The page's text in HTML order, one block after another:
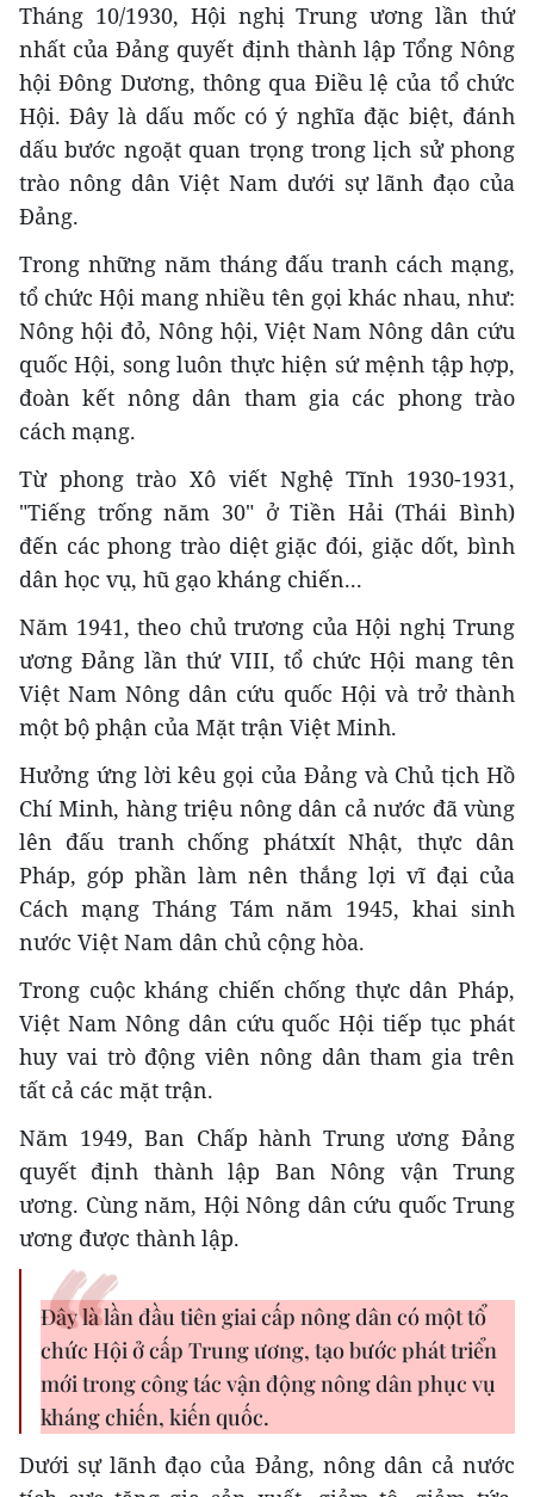
Tháng 10/1930, Hội nghị Trung ương lần thứ
nhất của Đảng quyết định thành lập Tổng Nông
hội Đông Dương, thông qua Điều lệ của tổ chức
Hội. Đây là dấu mốc có ý nghĩa đặc biệt, đánh
dấu bước ngoặt quan trọng trong lịch sử phong
trào nông dân Việt Nam dưới sự lãnh đạo của
Đảng.
Trong những năm tháng đấu tranh cách mạng,
tổ chức Hội mang nhiều tên gọi khác nhau, như:
Nông hội đỏ, Nông hội, Việt Nam Nông dân cứu
quốc Hội, song luôn thực hiện sứ mệnh tập hợp,
đoàn kết nông dân tham gia các phong trào
cách mạng.
Từ phong trào Xô viết Nghệ Tĩnh 1930-1931,
"Tiếng trống năm 30" ở Tiền Hải (Thái Bình)
đến các phong trào diệt giặc đói, giặc dốt, bình
dân học vụ, hũ gạo kháng chiến...
Năm 1941, theo chủ trương của Hội nghị Trung
ương Đảng lần thứ VIII, tổ chức Hội mang tên
Việt Nam Nông dân cứu quốc Hội và trở thành
một bộ phận của Mặt trận Việt Minh.
Hưởng ứng lời kêu gọi của Đảng và Chủ tịch Hồ
Chí Minh, hàng triệu nông dân cả nước đã vùng
lên đấu tranh chống phátxít Nhật, thực dân
Pháp, góp phần làm nên thắng lợi vĩ đại của
Cách mạng Tháng Tám năm 1945, khai sinh
nước Việt Nam dân chủ cộng hòa.
Trong cuộc kháng chiến chống thực dân Pháp,
Việt Nam Nông dân cứu quốc Hội tiếp tục phát
huy vai trò động viên nông dân tham gia trên
tất cả các mặt trận.
Năm 1949, Ban Chấp hành Trung ương Đảng
quyết định thành lập Ban Nông vận Trung
ương. Cùng năm, Hội Nông dân cứu quốc Trung
ương được thành lập.
Đây là lần đầu tiên giai cấp nông dân có một tổ
chức Hội ở cấp Trung ương, tạo bước phát triển
mới trong công tác vận động nông dân phục vụ
kháng chiến, kiến quốc.
Dưới sự lãnh đạo của Đảng, nông dân cả nước